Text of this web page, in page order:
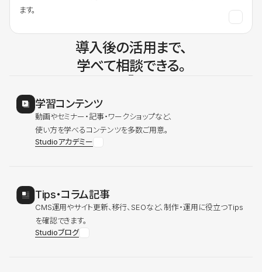
ます。
導入後の活用まで、
学べて相談できる。
学習コンテンツ
動画やセミナー・記事・ワークショップなど、
使い方を学べるコンテンツを多数ご用意。
Studioアカデミー
Tips・コラム記事
CMS運用やサイト更新、移行、SEOなど、制作・運用に役立つTips
を確認できます。
Studioブログ